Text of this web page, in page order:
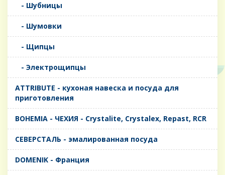
- Шубницы
- Шумовки
- Щипцы
- Электрощипцы
ATTRIBUTE - кухоная навеска и посуда для
приготовления
BOHEMIA - ЧЕХИЯ - Crystalite, Crystalex, Repast, RCR
CЕВЕРСТАЛЬ - эмалированная посуда
DOMENIK - Франция